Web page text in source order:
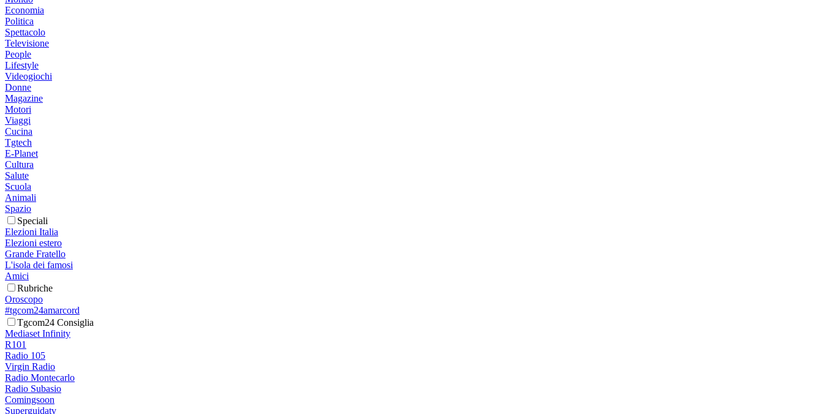
Economia
Politica
Spettacolo
Televisione
People
Lifestyle
Videogiochi
Donne
Magazine
Motori
Viaggi
Cucina
Tgtech
E-Planet
Cultura
Salute
Scuola
Animali
Spazio
Speciali
Elezioni Italia
Elezioni estero
Grande Fratello
L'isola dei famosi
Amici
Rubriche
Oroscopo
#tgcom24amarcord
Tgcom24 Consiglia
Mediaset Infinity
R101
Radio 105
Virgin Radio
Radio Montecarlo
Radio Subasio
Comingsoon
Superguidatv